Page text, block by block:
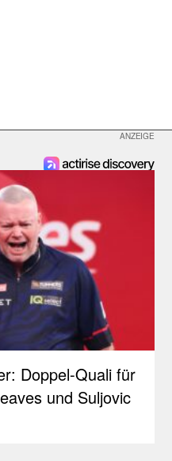
Doppel-Quali für
und Suljovic